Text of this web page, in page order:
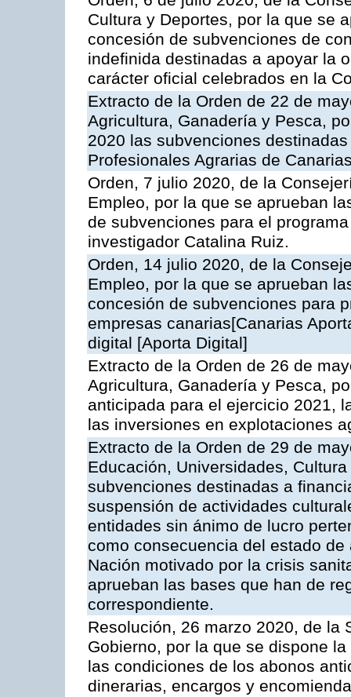
Cultura y Deportes, por la que se
concesión de subvenciones de
indefinida destinadas a apoyar la
carácter oficial celebrados en la
Extracto de la Orden de 22 de
Agricultura, Ganadería y Pesca,
2020 las subvenciones
Profesionales Agrarias de
Orden, 7 julio 2020, de la
Empleo, por la que se aprueban
de subvenciones para el
investigador Catalina Ruiz.
Orden, 14 julio 2020, de la
Empleo, por la que se aprueban
concesión de subvenciones para
empresas canarias[Canarias
digital [Aporta Digital]
Extracto de la Orden de 26 de
Agricultura, Ganadería y Pesca,
anticipada para el ejercicio 2021,
las inversiones en explotaciones
Extracto de la Orden de 29 de
Educación, Universidades,
subvenciones destinadas a
suspensión de actividades
entidades sin ánimo de lucro
como consecuencia del estado
Nación motivado por la crisis
aprueban las bases que han de
correspondiente.
Resolución, 26 marzo 2020, de la
Gobierno, por la que se dispone
las condiciones de los abonos
dinerarias, encargos y